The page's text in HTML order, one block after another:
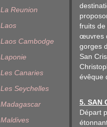
La Reunion
Laos
Laos Cambodge
Laponie
Les Canaries
Les Seychelles
Madagascar
Maldives
fruits
œuvres
gorges
San
évêque
5. SAN
Départ